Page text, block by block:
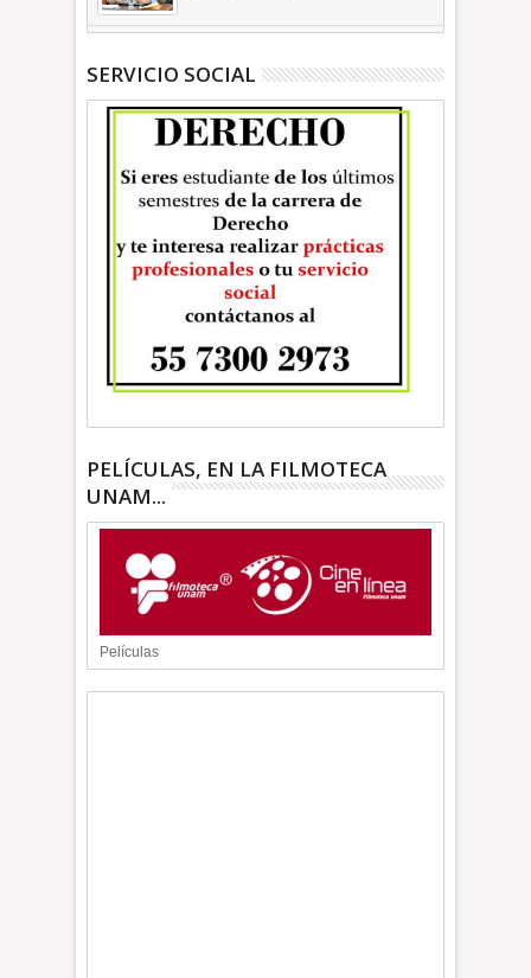
SERVICIO SOCIAL
PELÍCULAS, EN LA FILMOTECA
UNAM...
Películas